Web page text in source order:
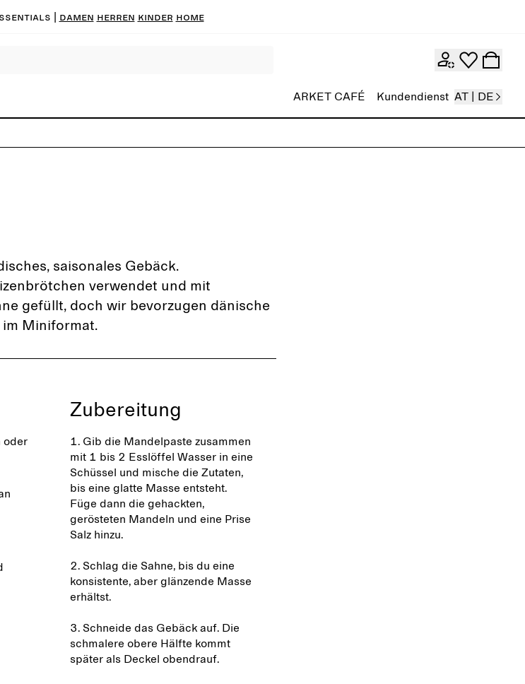
| DAMEN HERREN KINDER HOME
ARKET CAFÉ Kundendienst AT | DE
saisonales Gebäck.
verwendet und mit
gefüllt, doch wir bevorzugen dänische
Miniformat.
oder
Zubereitung
1. Gib die Mandelpaste zusammen
mit 1 bis 2 Esslöffel Wasser in eine
Schüssel und mische die Zutaten,
bis eine glatte Masse entsteht.
Füge dann die gehackten,
gerösteten Mandeln und eine Prise
Salz hinzu.
2. Schlag die Sahne, bis du eine
konsistente, aber glänzende Masse
erhältst.
3. Schneide das Gebäck auf. Die
schmalere obere Hälfte kommt
später als Deckel obendrauf.